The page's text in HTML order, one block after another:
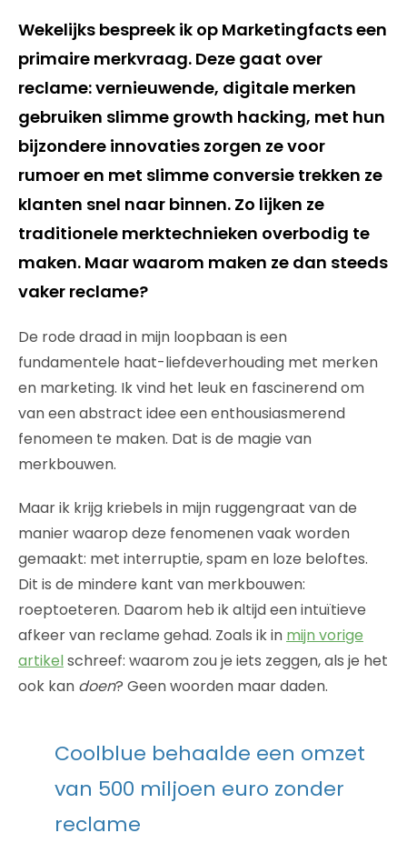
Wekelijks bespreek ik op Marketingfacts een
primaire merkvraag. Deze gaat over
reclame: vernieuwende, digitale merken
gebruiken slimme growth hacking, met hun
bijzondere innovaties zorgen ze voor
rumoer en met slimme conversie trekken ze
klanten snel naar binnen. Zo lijken ze
traditionele merktechnieken overbodig te
maken. Maar waarom maken ze dan steeds
vaker reclame?
De rode draad in mijn loopbaan is een
fundamentele haat-liefdeverhouding met merken
en marketing. Ik vind het leuk en fascinerend om
van een abstract idee een enthousiasmerend
fenomeen te maken. Dat is de magie van
merkbouwen.
Maar ik krijg kriebels in mijn ruggengraat van de
manier waarop deze fenomenen vaak worden
gemaakt: met interruptie, spam en loze beloftes.
Dit is de mindere kant van merkbouwen:
roeptoeteren. Daarom heb ik altijd een intuïtieve
afkeer van reclame gehad. Zoals ik in mijn vorige
artikelschreef: waarom zou je iets zeggen, als je het
ook kan doen? Geen woorden maar daden.
Coolblue behaalde een omzet
van 500 miljoen euro zonder
reclame